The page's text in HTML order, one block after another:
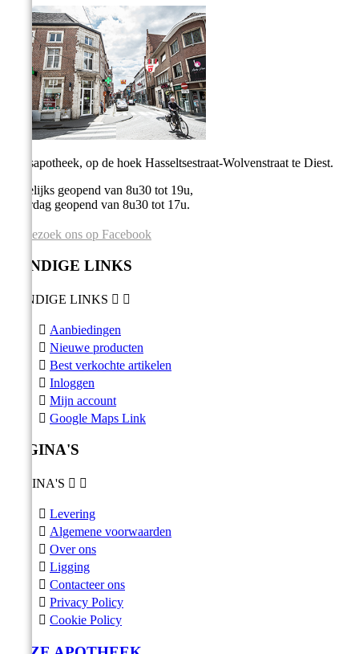
Stadsapotheek, op de hoek Hasseltsestraat-Wolvenstraat te Diest.
Dagelijks geopend van 8u30 tot 19u,
Zaterdag geopend van 8u30 tot 17u.
Bezoek ons op Facebook
HANDIGE LINKS
HANDIGE LINKS  
 Aanbiedingen
 Nieuwe producten
 Best verkochte artikelen
 Inloggen
 Mijn account
 Google Maps Link
PAGINA'S
PAGINA'S  
 Levering
 Algemene voorwaarden
 Over ons
 Ligging
 Contacteer ons
 Privacy Policy
 Cookie Policy